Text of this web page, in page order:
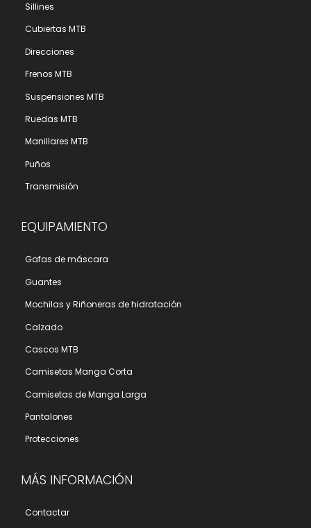
Sillines
Cubiertas MTB
Direcciones
Frenos MTB
Suspensiones MTB
Ruedas MTB
Manillares MTB
Puños
Transmisión
EQUIPAMIENTO
Gafas de máscara
Guantes
Mochilas y Riñoneras de hidratación
Calzado
Cascos MTB
Camisetas Manga Corta
Camisetas de Manga Larga
Pantalones
Protecciones
MÁS INFORMACIÓN
Contactar